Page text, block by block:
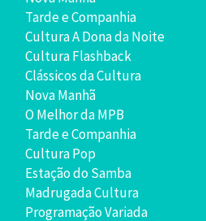
Tarde e Companhia
Cultura A Dona da Noite
Cultura Flashback
Clássicos da Cultura
Nova Manhã
O Melhor da MPB
Tarde e Companhia
Cultura Pop
Estação do Samba
Madrugada Cultura
Programação Variada